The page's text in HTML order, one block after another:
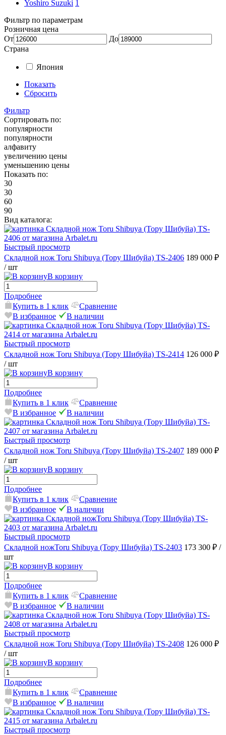
Yoshiro Suzuki 1
Фильтр по параметрам
Розничная цена
От
До
Страна
Япония
Показать
Сбросить
Фильтр
Сортировать по:
популярности
популярности
алфавиту
увеличению цены
уменьшению цены
Показать по:
30
30
60
90
Вид каталога:
Быстрый просмотр
Складной нож Toru Shibuya (Тору Шибуйа) TS-2406 189 000 ₽
/ шт
В корзину
Подробнее
Купить в 1 клик
Сравнение
В избранное
В наличии
Быстрый просмотр
Складной нож Toru Shibuya (Тору Шибуйа) TS-2414 126 000 ₽
/ шт
В корзину
Подробнее
Купить в 1 клик
Сравнение
В избранное
В наличии
Быстрый просмотр
Складной нож Toru Shibuya (Тору Шибуйа) TS-2407 189 000 ₽
/ шт
В корзину
Подробнее
Купить в 1 клик
Сравнение
В избранное
В наличии
Быстрый просмотр
Складной ножToru Shibuya (Тору Шибуйа) TS-2403 173 300 ₽ /
шт
В корзину
Подробнее
Купить в 1 клик
Сравнение
В избранное
В наличии
Быстрый просмотр
Складной нож Toru Shibuya (Тору Шибуйа) TS-2408 126 000 ₽
/ шт
В корзину
Подробнее
Купить в 1 клик
Сравнение
В избранное
В наличии
Быстрый просмотр